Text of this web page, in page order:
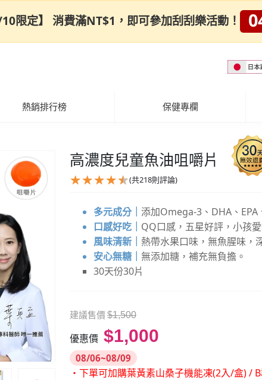
熱銷排行榜 保健專欄
高濃度兒童魚油咀嚼片
(共218則評論)
多元成分｜ 添加Omega-3、DHA、EPA
口感好吃｜ QQ口感，五星好評，小孩愛
風味清新｜ 熱帶水果口味，無魚腥味，
安心無糖｜ 無添加糖，補充無負擔。
30天份30片
建議售價 $1,500
優惠價 $1,000
08/06~08/09
・下單可加購葉黃素山桑子機能凍(2入/盒) /
限定】 消費滿NT$1，即可參加刮刮樂活動！